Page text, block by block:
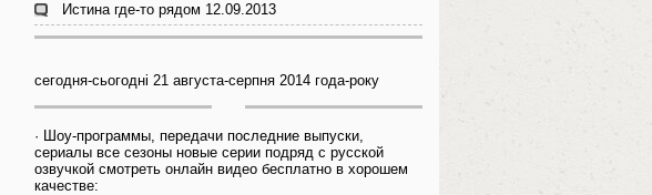
Истина где-то рядом 12.09.2013
сегодня-сьогодні 21 августа-серпня 2014 года-року
· Шоу-программы, передачи последние выпуски,
сериалы все сезоны новые серии подряд с русской
озвучкой смотреть онлайн видео бесплатно в хорошем
качестве: